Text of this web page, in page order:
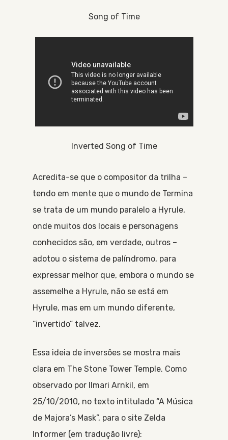
Song of Time
Inverted Song of Time
Acredita-se que o compositor da trilha –
tendo em mente que o mundo de Termina
se trata de um mundo paralelo a Hyrule,
onde muitos dos locais e personagens
conhecidos são, em verdade, outros –
adotou o sistema de palíndromo, para
expressar melhor que, embora o mundo se
assemelhe a Hyrule, não se está em
Hyrule, mas em um mundo diferente,
“invertido” talvez.
Essa ideia de inversões se mostra mais
clara em The Stone Tower Temple. Como
observado por Ilmari Arnkil, em
25/10/2010, no texto intitulado “A Música
de Majora’s Mask”, para o site Zelda
Informer (em tradução livre):